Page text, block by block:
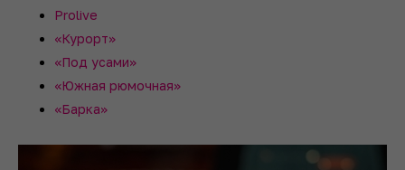
Prolive
«Курорт»
«Под усами»
«Южная рюмочная»
«Барка»